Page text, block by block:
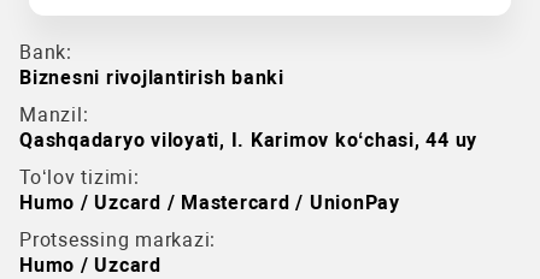
Bank:
Biznesni rivojlantirish banki
Manzil:
Qashqadaryo viloyati, I. Karimov koʻchasi, 44 uy
To‘lov tizimi:
Humo / Uzcard / Mastercard / UnionPay
Protsessing markazi:
Humo / Uzcard